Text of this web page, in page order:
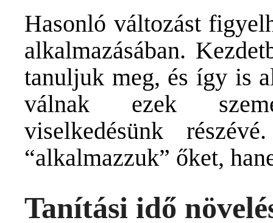
Hasonló változást
alkalmazásában.
tanuljuk meg, és így is
válnak ezek
viselkedésünk
“alkalmazzuk” őket,
Tanítási idő